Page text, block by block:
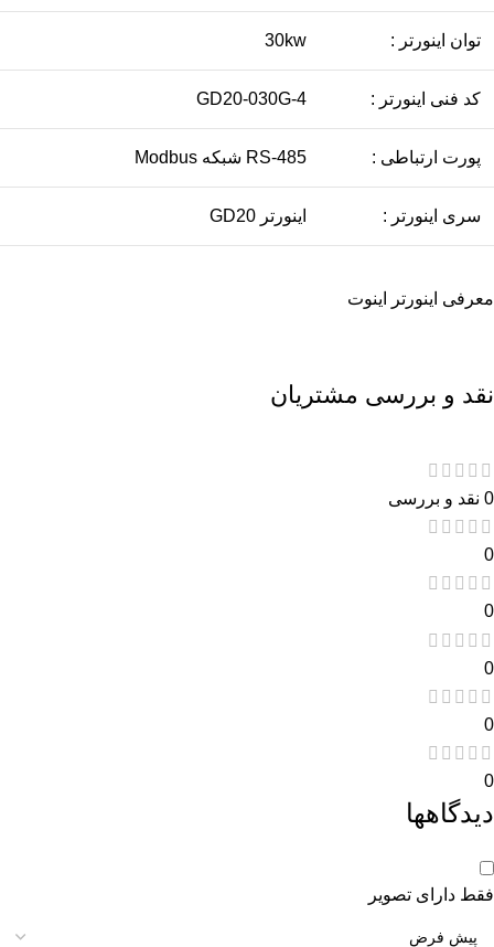
توان اینورتر : 30kw
کد فنی اینورتر : GD20-030G-4
پورت ارتباطی : RS-485 شبکه Modbus
سری اینورتر : اينورتر GD20
معرفی اینورتر اینوت
نقد و بررسی مشتریان
0 نقد و بررسی
0
0
0
0
0
دیدگاهها
فقط دارای تصویر